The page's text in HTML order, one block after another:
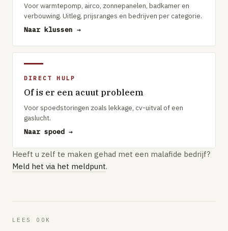
Voor warmtepomp, airco, zonnepanelen, badkamer en
verbouwing. Uitleg, prijsranges en bedrijven per categorie.
Naar klussen →
DIRECT HULP
Of is er een acuut probleem
Voor spoedstoringen zoals lekkage, cv-uitval of een
gaslucht.
Naar spoed →
Heeft u zelf te maken gehad met een malafide bedrijf?
Meld het via het meldpunt.
LEES OOK